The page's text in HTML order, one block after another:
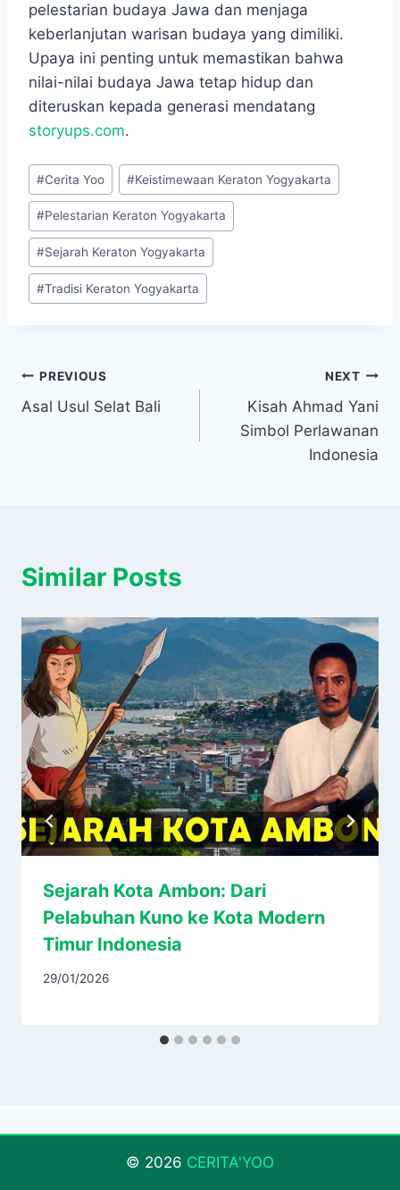
pelestarian budaya Jawa dan menjaga
keberlanjutan warisan budaya yang dimiliki.
Upaya ini penting untuk memastikan bahwa
nilai-nilai budaya Jawa tetap hidup dan
diteruskan kepada generasi mendatang
storyups.com.
Post
Tags:
#Cerita Yoo #Keistimewaan Keraton Yogyakarta
#Pelestarian Keraton Yogyakarta
#Sejarah Keraton Yogyakarta
#Tradisi Keraton Yogyakarta
Navigasi
pos
PREVIOUS
Asal Usul Selat Bali
NEXT
Kisah Ahmad Yani
Simbol Perlawanan
Indonesia
Similar Posts
Sejarah Kota Ambon: Dari
Pelabuhan Kuno ke Kota Modern
Timur Indonesia
29/01/2026
© 2026 CERITA'YOO